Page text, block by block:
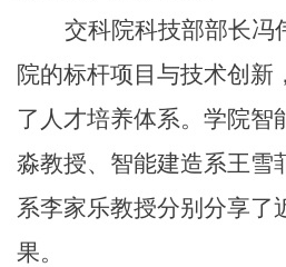
交科院科技部部长冯
院的标杆项目与技术创新
了人才培养体系。学院智
淼教授、智能建造系王雪
系李家乐教授分别分享了
果。